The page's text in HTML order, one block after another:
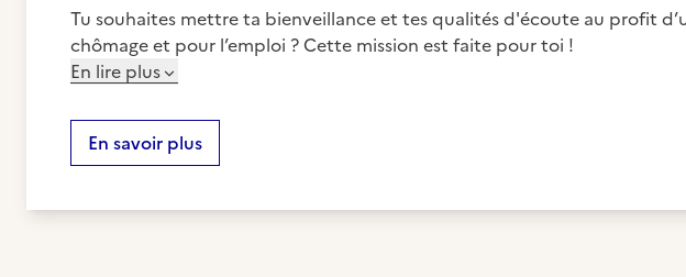
Tu souhaites mettre ta bienveillance et tes qualités d'écoute au profit
chômage et pour l’emploi ? Cette mission est faite pour toi !
En lire plus
En savoir plus